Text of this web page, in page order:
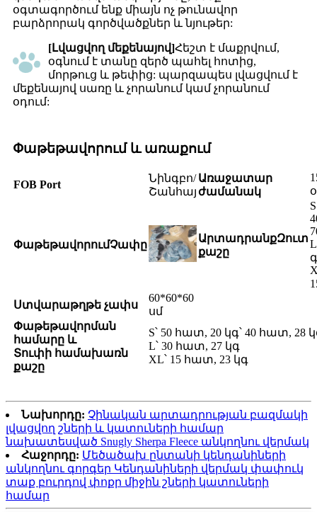
օգտագործում ենք միայն ոչ թունավոր
բարձրորակ գործվածքներ և նյութեր:
[Լվացվող մեքենայով]Հեշտ է մաքրվում,
օգնում է տանը զերծ պահել հոտից,
մորթուց և թեփից: պարզապես լվացվում է
մեքենայով սառը և չորանում կամ չորանում
օդում:
Փաթեթավորում և առաքում
FOB Port
Նինգբո/
Շանհայ
Առաջատար
ժամանակ
ՓաթեթավորումՉափը
ԱրտադրանքԶուտ
քաշը
գ
Ստվարաթղթե չափս
60*60*60
սմ
Փաթեթավորման
համարը և
Տուփի համախառն
քաշը
S՝ 50 հատ, 20 կգ՝ 40 հատ, 28
L՝ 30 հատ, 27 կգ
XL՝ 15 հատ, 23 կգ
Նախորդը: Չինական արտադրության բազմակի
լվացվող շների և կատուների համար
նախատեսված Snugly Sherpa Fleece անկողնու վերմակ
Հաջորդը: Մեծածախ ընտանի կենդանիների
անկողնու գորգեր Կենդանիների վերմակ փափուկ
տաք բուրդով փոքր միջին շների կատուների
համար